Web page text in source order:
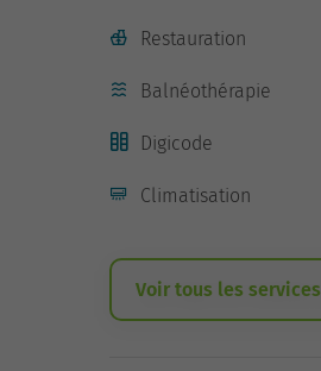
Restauration
Balnéothérapie
Digicode
Climatisation
Voir tous les